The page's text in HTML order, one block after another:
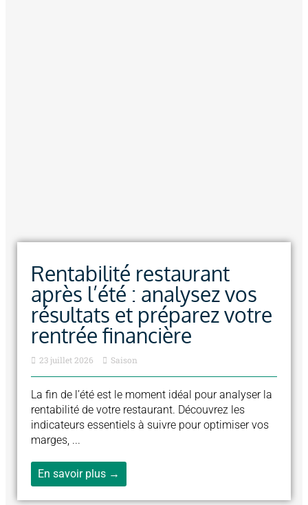
Rentabilité restaurant
après l’été : analysez vos
résultats et préparez votre
rentrée financière
23 juillet 2026 Saison
La fin de l’été est le moment idéal pour analyser la
rentabilité de votre restaurant. Découvrez les
indicateurs essentiels à suivre pour optimiser vos
marges, ...
En savoir plus →